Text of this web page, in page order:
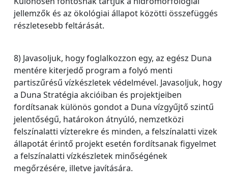
jellemzők és az ökológiai állapot közötti összefüggés
részletesebb feltárását.
8) Javasoljuk, hogy foglalkozzon egy, az egész Duna
mentére kiterjedő program a folyó menti
partiszűrésű vízkészletek védelmével. Javasoljuk, hogy
a Duna Stratégia akcióiban és projektjeiben
fordítsanak különös gondot a Duna vízgyűjtő szintű
jelentőségű, határokon átnyúló, nemzetközi
felszínalatti vízterekre és minden, a felszínalatti vizek
állapotát érintő projekt esetén fordítsanak figyelmet
a felszínalatti vízkészletek minőségének
megőrzésére, illetve javítására.